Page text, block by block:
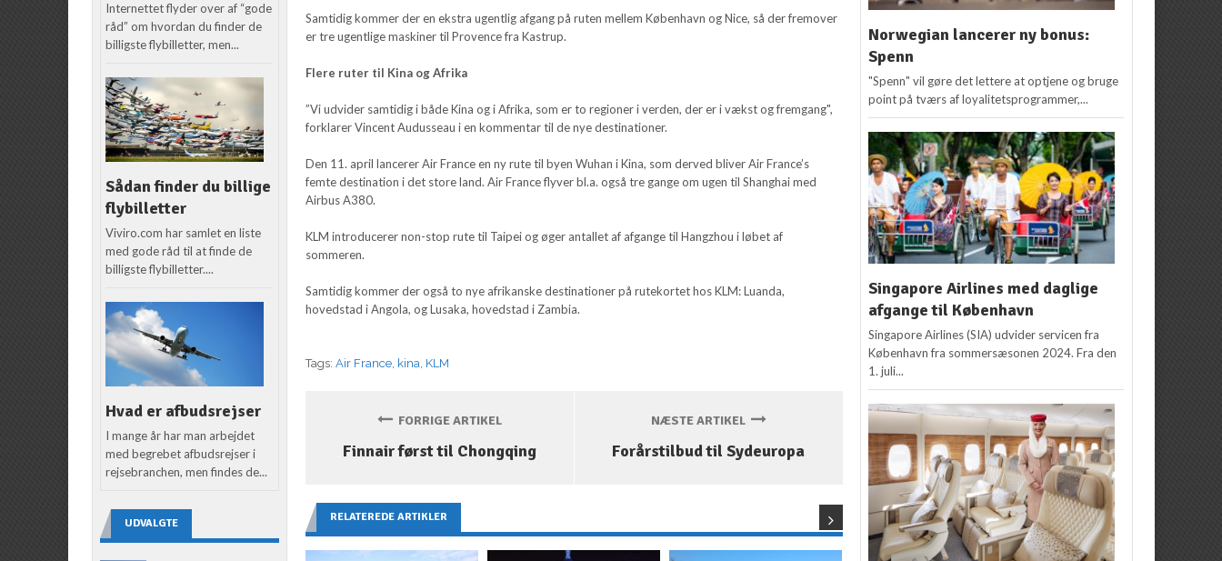
Samtidig kommer der en ekstra ugentlig afgang på ruten mellem København og Nice, så der fremover
er tre ugentlige maskiner til Provence fra Kastrup.
Flere ruter til Kina og Afrika
”Vi udvider samtidig i både Kina og i Afrika, som er to regioner i verden, der er i vækst og fremgang",
forklarer Vincent Audusseau i en kommentar til de nye destinationer.
Den 11. april lancerer Air France en ny rute til byen Wuhan i Kina, som derved bliver Air France’s
femte destination i det store land. Air France flyver bl.a. også tre gange om ugen til Shanghai med
Airbus A380.
KLM introducerer non-stop rute til Taipei og øger antallet af afgange til Hangzhou i løbet af
sommeren.
Samtidig kommer der også to nye afrikanske destinationer på rutekortet hos KLM: Luanda,
hovedstad i Angola, og Lusaka, hovedstad i Zambia.
Tags:Air France kina KLM
FORRIGE ARTIKEL
Finnair først til Chongqing
NÆSTE ARTIKEL
Forårstilbud til Sydeuropa
RELATEREDE ARTIKLER
Internettet flyder over af “gode
råd” om hvordan du finder de
billigste flybilletter, men...
Sådan finder du billige
flybilletter
Viviro.com har samlet en liste
med gode råd til at finde de
billigste flybilletter....
Hvad er afbudsrejser
I mange år har man arbejdet
med begrebet afbudsrejser i
rejsebranchen, men findes de...
UDVALGTE
Norwegian lancerer ny bonus:
Spenn
"Spenn" vil gøre det lettere at optjene og bruge
point på tværs af loyalitetsprogrammer,...
Singapore Airlines med daglige
afgange til København
Singapore Airlines (SIA) udvider servicen fra
København fra sommersæsonen 2024. Fra den
1. juli...